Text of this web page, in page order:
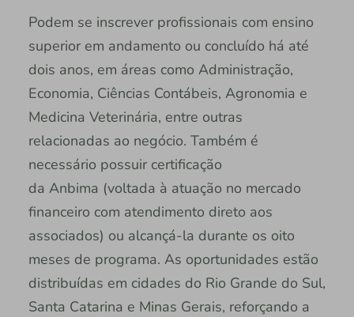
Podem se inscrever profissionais com ensino
superior em andamento ou concluído há até
dois anos, em áreas como Administração,
Economia, Ciências Contábeis, Agronomia e
Medicina Veterinária, entre outras
relacionadas ao negócio. Também é
necessário possuir certificação
da Anbima (voltada à atuação no mercado
financeiro com atendimento direto aos
associados) ou alcançá-la durante os oito
meses de programa. As oportunidades estão
distribuídas em cidades do Rio Grande do Sul,
Santa Catarina e Minas Gerais, reforçando a